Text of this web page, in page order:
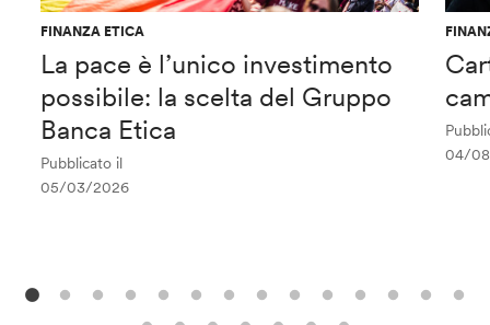
FINANZA ETICA
La pace è l’unico investimento
possibile: la scelta del Gruppo
Banca Etica
Pubblicato il
05/03/2026
04/